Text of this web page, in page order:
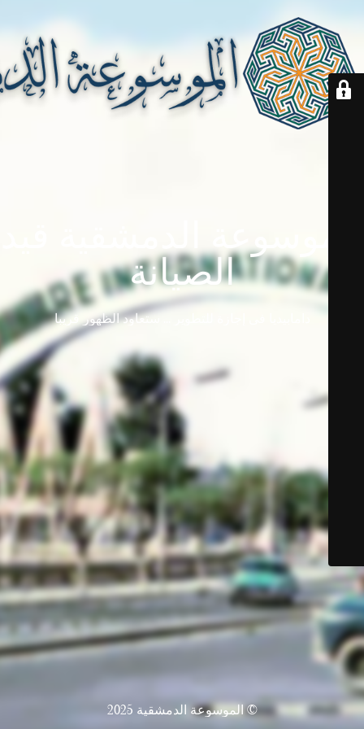
الصيانة
دامابيديا في إجازة للتطوير ... ستعاود الظهور قريباً
© الموسوعة الدمشقية 2025